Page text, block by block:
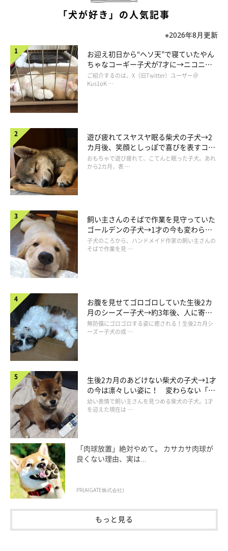
成長した桃亮くん。
@damondemomopee
取材時、桃亮くんは1才8カ月になりました。お迎え当時は体重が
5kg台だったけれど、今では30kg超えに。
「いつの間にか足がすらりと伸びて、目もぱっちり。富士額の模
様もくっきりして、“秋田犬らしくなったなぁ”と感じます」と、
飼い主さんは話しています。
2025年4月に撮影した桃亮くん。散歩中にときどき目が合うといい、飼い主
さんは桃亮くんが何を訴えているのかわかる瞬間があるのだそう。「そのよ
うなときに絆が深まっていると感じます」と飼い主さん。
@damondemomopee
見た目が大きく変わった桃亮くんですが、行動面でも変化が。
「子犬のころと比べると、ずいぶんとおりこうになったな」
うことが増えるなど、嬉しい成長が見られるそうです。
飼い主さん：
「たとえば、以前はお散歩のハーネスを装着するときに、嫌がっ
「犬が好き」の人気記事
※2026年8月更新
お迎え初日から“ヘソ天”で寝ていたやん
ちゃなコーギー子犬が7才に→ニコニ
コ“コーギースマイル”が魅力のコに成
長！
ご紹介するのは、X（旧Twitter）ユーザー＠
Kus1oK …
遊び疲れてスヤスヤ眠る柴犬の子犬→2
カ月後、笑顔としっぽで喜びを表すコに
成長！
おもちゃで遊び疲れて、こてんと眠った子犬。あれ
から2カ月、表 …
飼い主さんのそばで作業を見守っていた
ゴールデンの子犬→1才の今も変わらな
い“見守り隊”の姿にほっこり
子犬のころから、ハンドメイド作家の飼い主さんの
そばで作業を見 …
お腹を見せてゴロゴロしていた生後2カ
月のシーズー子犬→約3年後、人に寄り
添う優しいコに成長した姿にほっこり
無防備にゴロゴロする姿に癒される！生後2カ月シ
ーズー子犬の成 …
生後2カ月のあどけない柴犬の子犬→1才
の今は凛々しい姿に！ 変わらない「く
りくりおめめ」にもほっこり
幼い表情で飼い主さんを見つめる柴犬の子犬。1才
を迎えた現在は …
「肉球放置」絶対やめて。 カサカサ肉球が
良くない理由、実は...
PR(AIGATE株式会社)
もっと見る